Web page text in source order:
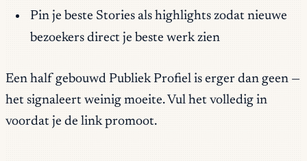
Pin je beste Stories als highlights zodat nieuwe
bezoekers direct je beste werk zien
Een half gebouwd Publiek Profiel is erger dan geen —
het signaleert weinig moeite. Vul het volledig in
voordat je de link promoot.